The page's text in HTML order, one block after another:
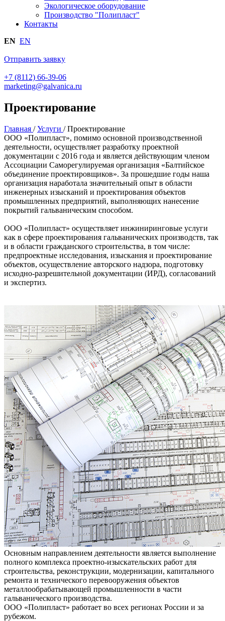
Экологическое оборудование
Производство "Полипласт"
Контакты
EN EN
Отправить заявку
+7 (8112) 66-39-06
marketing@galvanica.ru
Проектирование
Главная / Услуги / Проектирование
ООО «Полипласт», помимо основной производственной
деятельности, осуществляет разработку проектной
документации с 2016 года и является действующим членом
Ассоциации Саморегулируемая организация «Балтийское
объединение проектировщиков». За прошедшие годы наша
организация наработала значительный опыт в области
инженерных изысканий и проектирования объектов
промышленных предприятий, выполняющих нанесение
покрытий гальваническим способом.
ООО «Полипласт» осуществляет инжиниринговые услуги
как в сфере проектирования гальванических производств, так
и в области гражданского строительства, в том числе:
предпроектные исследования, изыскания и проектирование
объектов, осуществление авторского надзора, подготовку
исходно-разрешительной документации (ИРД), согласований
и экспертиз.
Основным направлением деятельности является выполнение
полного комплекса проектно-изыскательских работ для
строительства, реконструкции, модернизации, капитального
ремонта и технического перевооружения объектов
металлообрабатывающей промышленности в части
гальванического производства.
ООО «Полипласт» работает во всех регионах России и за
рубежом.